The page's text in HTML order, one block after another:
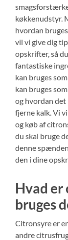
køkkenudstyr.
hvordan
vil vi give dig
opskrifter, så
fantastiske
kan bruges
kan bruges
og hvordan
fjerne kalk. Vi
og køb af
du skal bruge
denne
den i dine
Hvad er
bruges
Citronsyre er
andre